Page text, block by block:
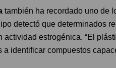
también ha recordado uno de
detectó que determinados
estrogénica. “El
identificar compuestos